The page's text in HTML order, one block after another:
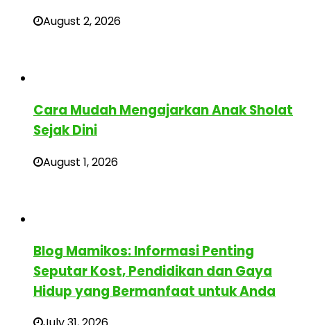
August 2, 2026
Cara Mudah Mengajarkan Anak Sholat
Sejak Dini
August 1, 2026
Blog Mamikos: Informasi Penting
Seputar Kost, Pendidikan dan Gaya
Hidup yang Bermanfaat untuk Anda